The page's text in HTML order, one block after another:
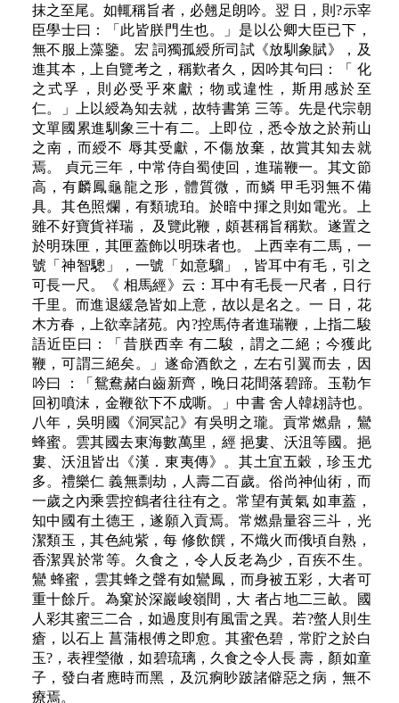
抹之至尾。如輒稱旨者，必翹足朗吟。翌 日，則?示宰
臣學士曰：「此皆朕門生也。」是以公卿大臣已下，
無不服上藻鑒。宏 詞獨孤綬所司試《放馴象賦》，及
進其本，上自覽考之，稱歎者久，因吟其句曰：「 化
之式孚，則必受乎來獻；物或違性，斯用感於至
仁。」上以綬為知去就，故特書第 三等。先是代宗朝
文單國累進馴象三十有二。上即位，悉令放之於荊山
之南，而綬不 辱其受獻，不傷放棄，故賞其知去就
焉。 貞元三年，中常侍自蜀使回，進瑞鞭一。其文節
高，有麟鳳龜龍之形，體質微，而鱗 甲毛羽無不備
具。其色照爛，有類琥珀。於暗中揮之則如電光。上
雖不好寶貨祥瑞， 及覽此鞭，頗甚稱旨稱歎。遂置之
於明珠匣，其匣蓋飾以明珠者也。 上西幸有二馬，一
號「神智驄」，一號「如意騮」，皆耳中有毛，引之
可長一尺。《 相馬經》云：耳中有毛長一尺者，日行
千里。而進退緩急皆如上意，故以是名之。一 日，花
木方春，上欲幸諸苑。內?控馬侍者進瑞鞭，上指二駿
語近臣曰：「昔朕西幸 有二駿，謂之二絕；今獲此
鞭，可謂三絕矣。」遂命酒飲之，左右引翼而去，因
吟曰 ：「鴛鴦赭白齒新齊，晚日花間落碧蹄。玉勒乍
回初噴沫，金鞭欲下不成嘶。」中書 舍人韓翃詩也。
八年，吳明國《洞冥記》有吳明之瓏。貢常燃鼎，鸞
蜂蜜。雲其國去東海數萬里，經 挹婁、沃沮等國。挹
婁、沃沮皆出《漢．東夷傳》。其土宜五穀，珍玉尤
多。禮樂仁 義無剽劫，人壽二百歲。俗尚神仙術，而
一歲之內乘雲控鶴者往往有之。常望有黃氣 如車蓋，
知中國有土德王，遂願入貢焉。常燃鼎量容三斗，光
潔類玉，其色純紫，每 修飲饌，不熾火而俄頃自熟，
香潔異於常等。久食之，令人反老為少，百疾不生。
鸞 蜂蜜，雲其蜂之聲有如鸞鳳，而身被五彩，大者可
重十餘斤。為窠於深巖峻嶺間，大 者占地二三畝。國
人彩其蜜三二合，如過度則有風雷之異。若?螫人則生
瘡，以石上 菖蒲根傅之即愈。其蜜色碧，常貯之於白
玉?，表裡瑩徹，如碧琉璃，久食之令人長 壽，顏如童
子，發白者應時而黑，及沉痾眇跛諸僻惡之病，無不
療焉。